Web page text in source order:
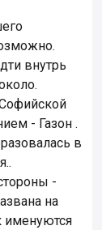
внутрь
- Газон .
в
-
на
именуются